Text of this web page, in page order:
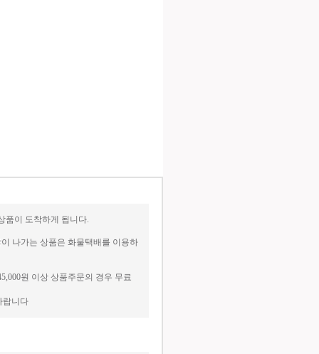
품이 도착하게 됩니다.
나가는 상품은 화물택배를 이용하
원 이상 상품주문의 경우 무료
랍니다